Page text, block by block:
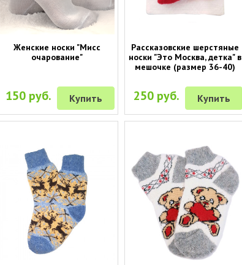
Женские носки "Мисс
очарование"
150 руб. Купить
Рассказовские шерстяные
носки "Это Москва, детка" в
мешочке (размер 36-40)
250 руб. Купить